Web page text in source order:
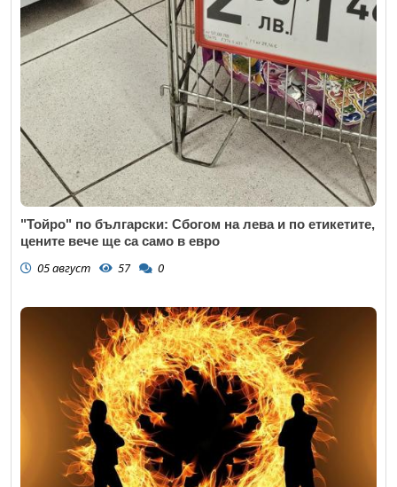
"Тойро" по български: Сбогом на лева и по етикетите,
цените вече ще са само в евро
05 август 57 0